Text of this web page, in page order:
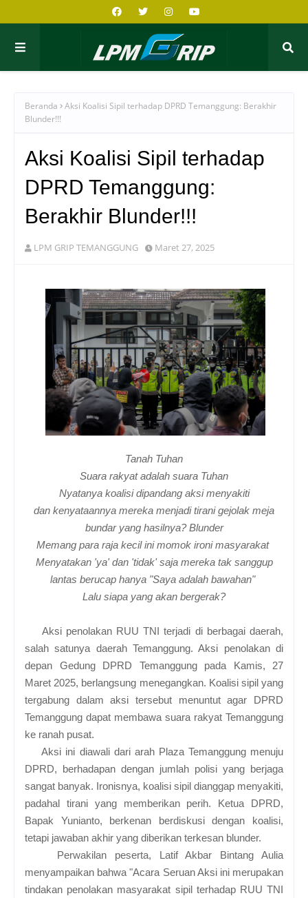
Beranda
Aksi Koalisi Sipil terhadap DPRD Temanggung: Berakhir
Blunder!!!
Aksi Koalisi Sipil terhadap
DPRD Temanggung:
Berakhir Blunder!!!
LPM GRIP TEMANGGUNG Maret 27, 2025
Tanah Tuhan
Suara rakyat adalah suara Tuhan
Nyatanya koalisi dipandang aksi menyakiti
dan kenyataannya mereka menjadi tirani gejolak meja
bundar yang hasilnya? Blunder
Memang para raja kecil ini momok ironi masyarakat
Menyatakan 'ya' dan 'tidak' saja mereka tak sanggup
lantas berucap hanya "Saya adalah bawahan"
Lalu siapa yang akan bergerak?
Aksi penolakan RUU TNI terjadi di berbagai daerah,
salah satunya daerah Temanggung. Aksi penolakan di
depan Gedung DPRD Temanggung pada Kamis, 27
Maret 2025, berlangsung menegangkan. Koalisi sipil yang
tergabung dalam aksi tersebut menuntut agar DPRD
Temanggung dapat membawa suara rakyat Temanggung
ke ranah pusat.
Aksi ini diawali dari arah Plaza Temanggung menuju
DPRD, berhadapan dengan jumlah polisi yang berjaga
sangat banyak. Ironisnya, koalisi sipil dianggap menyakiti,
padahal tirani yang memberikan perih. Ketua DPRD,
Bapak Yunianto, berkenan berdiskusi dengan koalisi,
tetapi jawaban akhir yang diberikan terkesan blunder.
Perwakilan peserta, Latif Akbar Bintang Aulia
menyampaikan bahwa "Acara Seruan Aksi ini merupakan
tindakan penolakan masyarakat sipil terhadap RUU TNI